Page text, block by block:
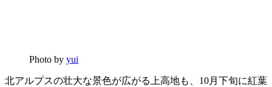
Photo by yui
北アルプスの壮大な景色が広がる上高地も、10月下旬に紅葉